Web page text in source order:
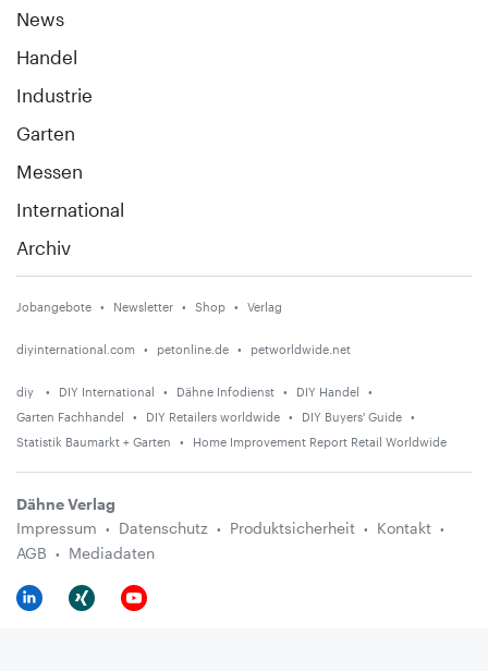
News
Handel
Industrie
Garten
Messen
International
Archiv
Jobangebote Newsletter Shop Verlag
diyinternational.com petonline.de petworldwide.net
diy DIY International Dähne Infodienst
DIY Handel
Garten Fachhandel
DIY Retailers worldwide
DIY Buyers' Guide
Statistik Baumarkt + Garten
Home Improvement Report Retail Worldwide
Dähne Verlag
Impressum
Datenschutz Produktsicherheit
Kontakt
AGB
Mediadaten